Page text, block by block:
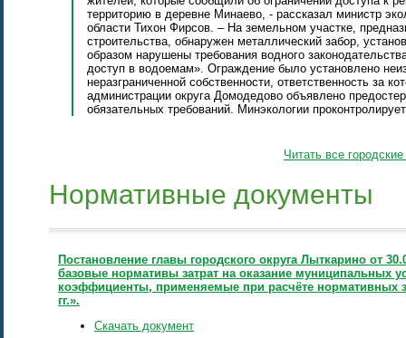
территорию в деревне Минаево, - рассказал министр
области Тихон Фирсов. – На земельном участке,
строительства, обнаружен металлический забор,
образом нарушены требования водного
доступ в водоемам». Ограждение было установлено
неразграниченной собственности, ответственность за
администрации округа Домодедово объявлено
обязательных требований. Минэкологии
Читать все
Нормативные документы
Постановление главы городского округа Лыткарино от
базовые нормативы затрат на оказание муниципальных
коэффициенты, применяемые при расчёте нормативных
гг.».
Скачать документ